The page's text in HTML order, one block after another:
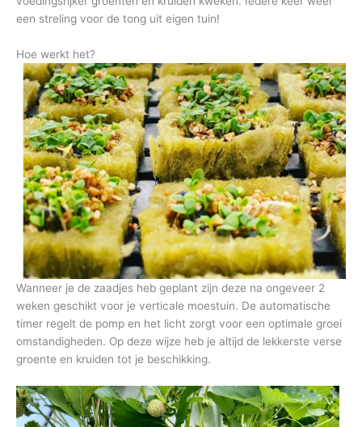
een streling voor de tong uit eigen tuin!
Hoe werkt het?
Wanneer je de zaadjes heb geplant zijn deze na ongeveer 2
weken geschikt voor je verticale moestuin. De automatische
timer regelt de pomp en het licht zorgt voor een optimale groei
omstandigheden. Op deze wijze heb je altijd de lekkerste verse
groente en kruiden tot je beschikking.